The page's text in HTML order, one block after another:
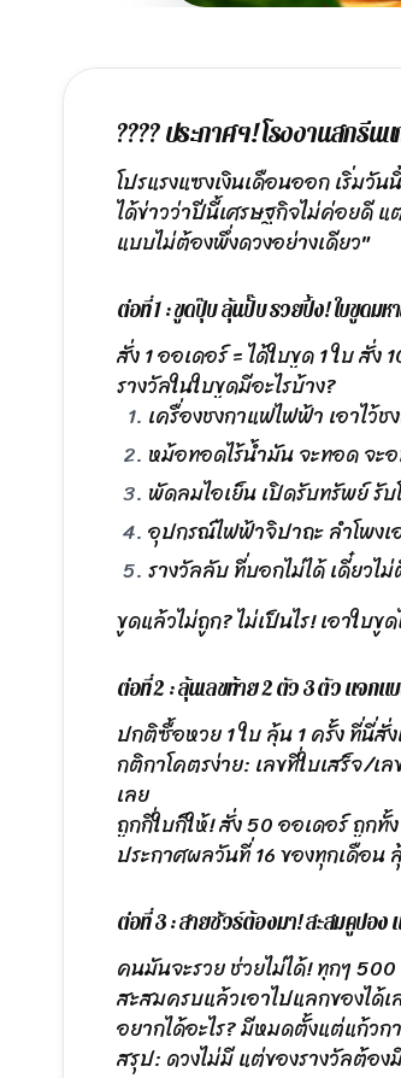
???? ประกาศๆ! โรงงานสกรี
โปรแรงแซงเงินเดือนออก เริ่มวั
ได้ข่าวว่าปีนี้เศรษฐกิจไม่ค่อยดี แ
แบบไม่ต้องพึ่งดวงอย่างเดียว"
ต่อที่ 1 : ขูดปุ๊บ ลุ้นปั๊บ รวยปึ้ง! ใบขูดมห
สั่ง 1 ออเดอร์ = ได้ใบขูด 1 ใบ สั่
รางวัลในใบขูดมีอะไรบ้าง?
เครื่องชงกาแฟไฟฟ้า เอาไว้
หม้อทอดไร้น้ำมัน จะทอด จะ
พัดลมไอเย็น เปิดรับทรัพย์ รั
อุปกรณ์ไฟฟ้าจิปาถะ ลำโพงเ
รางวัลลับ ที่บอกไม่ได้ เดี๋ยว
ขูดแล้วไม่ถูก? ไม่เป็นไร! เอาใบ
ต่อที่ 2 : ลุ้นเลขท้าย 2 ตัว 3 ตัว แจกแ
ปกติซื้อหวย 1 ใบ ลุ้น 1 ครั้ง ที่นี่สั่
กติกาโคตรง่าย: เลขที่ใบเสร็จ/เ
เลย
ถูกกี่ใบก็ให้! สั่ง 50 ออเดอร์ ถูกทั้
ประกาศผลวันที่ 16 ของทุกเดือ
ต่อที่ 3 : สายชัวร์ต้องมา! สะสมคูปอ
คนมันจะรวย ช่วยไม่ได้! ทุกๆ
สะสมครบแล้วเอาไปแลกของได้
อยากได้อะไร? มีหมดตั้งแต่แก้ว
สรุป: ดวงไม่มี แต่ของรางวัลต้อง